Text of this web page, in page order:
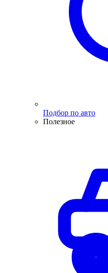
Подбор по авто
Полезное